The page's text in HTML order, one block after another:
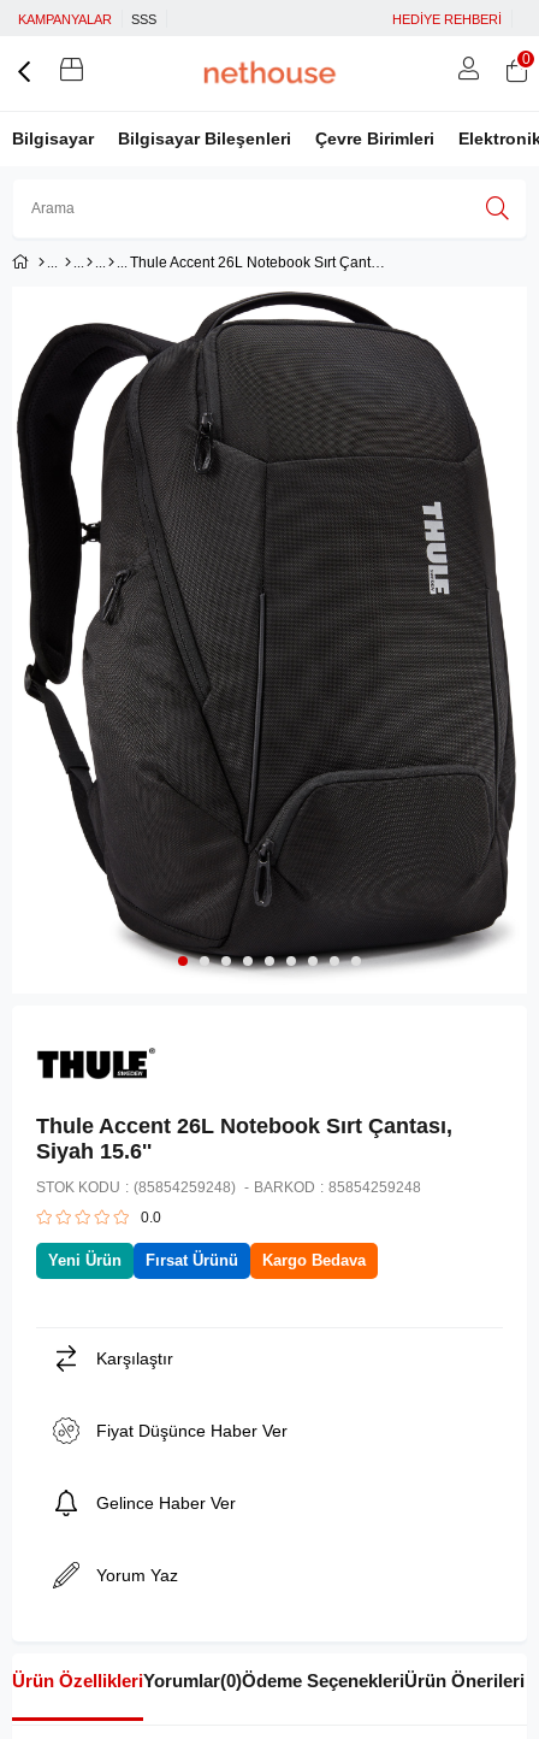
KAMPANYALAR SSS HEDİYE REHBERİ
Bilgisayar Bilgisayar Bileşenleri Çevre Birimleri
Facebook İle Bağlan
Google İle Bağlan
0
Thule Accent 26L Notebook Sırt Çantası, Siyah 15.6''
Thule Accent 26L Notebook Sırt Çantası,
Siyah 15.6''
STOK KODU (85854259248) BARKOD : 85854259248
0.0
Yeni Ürün Fırsat Ürünü Kargo Bedava
Karşılaştır
Fiyat Düşünce Haber Ver
Gelince Haber Ver
Yorum Yaz
Ürün ÖzellikleriYorumlar(0)Ödeme SeçenekleriÜrün Önerileri